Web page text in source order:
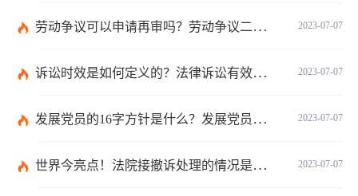
2023-07-07
劳动争议可以申请再审吗？劳动争议二审后还可以上诉吗？
2023-07-07
诉讼时效是如何定义的？法律诉讼有效期是多久？
2023-07-07
发展党员的16字方针是什么？发展党员程序有哪些？ 全球消息
2023-07-07
世界今亮点！法院接撤诉处理的情况是什么？离婚案件撤诉后什么时候可以再起诉？